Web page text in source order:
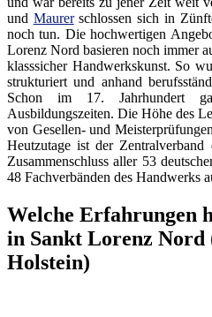
und Maurerschlossen sich in
noch tun. Die hochwertigen
Lorenz Nord basieren noch immer
klasssicher Handwerkskunst. So
strukturiert und anhand
Schon im 17. Jahrhundert
Ausbildungszeiten. Die Höhe des
von Gesellen- und
Heutzutage ist der
Zusammenschluss aller 53
48 Fachverbänden des Handwerks
Welche Erfahrungen
in Sankt Lorenz Nord
Holstein)